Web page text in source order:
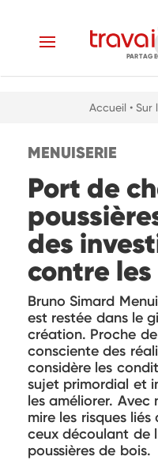
Accueil •
MENUISERIE
Port de
des
contre
Bruno Simard
est restée dans le
création. Proche
consciente des
considère les
sujet primordial et
les améliorer.
mire les risques
ceux découlant de
poussières de bois.